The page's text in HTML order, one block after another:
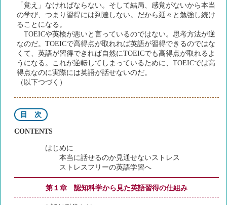
「覚え」なければならない。そして結局、感覚がないから本当
の学び、つまり習得には到達しない。だから延々と勉強し続け
ることになる。
TOEICや英検が悪いと言っているのではない。思考方法が逆
なのだ。TOEICで高得点が取れれば英語が習得できるのではな
くて、英語が習得できれば自然にTOEICでも高得点が取れるよ
うになる。これが逆転してしまっているために、TOEICでは高
得点なのに実際には英語が話せないのだ。
（以下つづく）
目 次
CONTENTS
はじめに
本当に話せるのか見通せないストレス
ストレスフリーの英語学習へ
第１章 認知科学から見た英語習得の仕組み